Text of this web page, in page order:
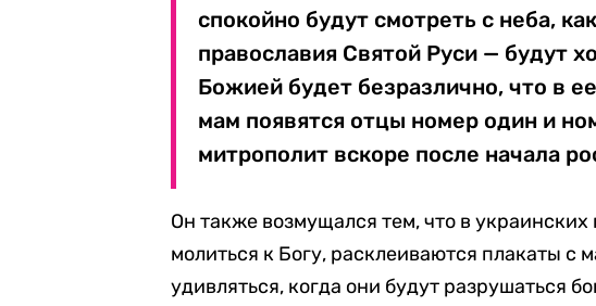
спокойно будут смотреть с неба,
православия Святой Руси — будут
Божией будет безразлично, что в
мам появятся отцы номер один и
митрополит вскоре после начала
Он также возмущался тем, что в украинских
молиться к Богу, расклеиваются плакаты с
удивляться, когда они будут разрушаться